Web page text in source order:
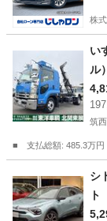
株
い
ル
８
ー
筑
■ 支払総額: 485.3万
シ
ー